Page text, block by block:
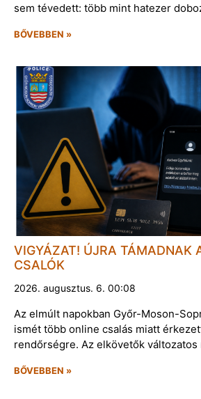
sem tévedett: több mint hatezer
BŐVEBBEN »
VIGYÁZAT! ÚJRA TÁMADNAK
CSALÓK
2026. augusztus. 6. 00:08
Az elmúlt napokban Győr-Moson-
ismét több online csalás miatt
rendőrségre. Az elkövetők
BŐVEBBEN »